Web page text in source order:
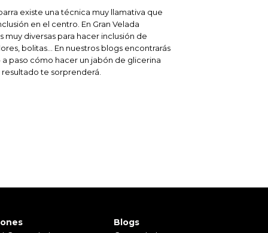
existe una técnica muy llamativa que
en el centro. En Gran Velada
muy diversas para hacer inclusión de
bolitas… En nuestros blogs encontrarás
paso cómo hacer un jabón de glicerina
te sorprenderá.
Blogs